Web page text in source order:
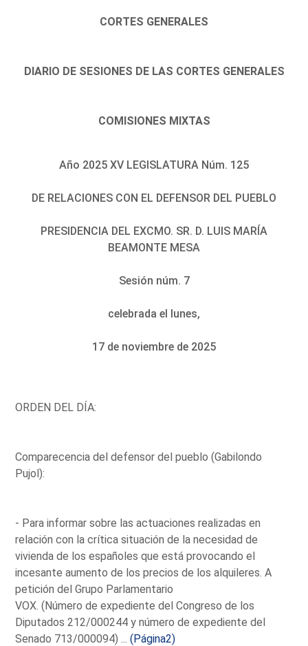
CORTES GENERALES
DIARIO DE SESIONES DE LAS CORTES GENERALES
COMISIONES MIXTAS
Año 2025 XV LEGISLATURA Núm. 125
DE RELACIONES CON EL DEFENSOR DEL PUEBLO
PRESIDENCIA DEL EXCMO. SR. D. LUIS MARÍA
BEAMONTE MESA
Sesión núm. 7
celebrada el lunes,
17 de noviembre de 2025
ORDEN DEL DÍA:
Comparecencia del defensor del pueblo (Gabilondo
Pujol):
- Para informar sobre las actuaciones realizadas en
relación con la crítica situación de la necesidad de
vivienda de los españoles que está provocando el
incesante aumento de los precios de los alquileres. A
petición del Grupo Parlamentario
VOX. (Número de expediente del Congreso de los
Diputados 212/000244 y número de expediente del
Senado 713/000094) ...(Página2)